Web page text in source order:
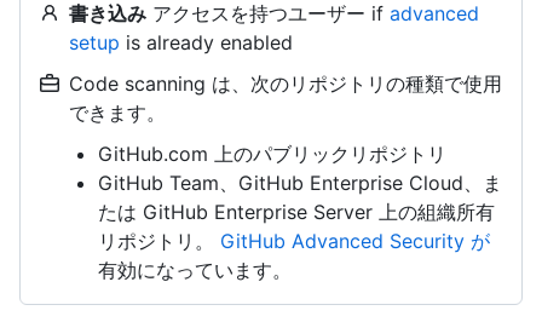
書き込み アクセスを持つユーザー if advanced
setup is already enabled
Code scanning は、次のリポジトリの種類で使用
できます。
GitHub.com 上のパブリックリポジトリ
GitHub Team、GitHub Enterprise Cloud、ま
たは GitHub Enterprise Server 上の組織所有
リポジトリ。 GitHub Advanced Security が
有効になっています。